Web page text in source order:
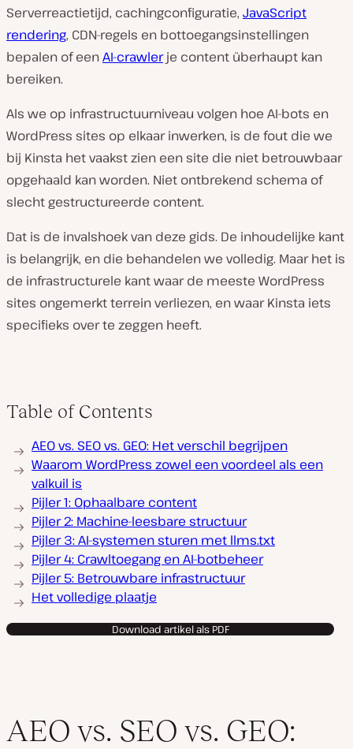
Serverreactietijd, cachingconfiguratie, JavaScript
rendering, CDN-regels en bottoegangsinstellingen
bepalen of eenAI-crawlerje content überhaupt kan
bereiken.
Als we op infrastructuurniveau volgen hoe AI-bots en
WordPress sites op elkaar inwerken, is de fout die we
bij Kinsta het vaakst zien een site die niet betrouwbaar
opgehaald kan worden. Niet ontbrekend schema of
slecht gestructureerde content.
Dat is de invalshoek van deze gids. De inhoudelijke kant
is belangrijk, en die behandelen we volledig. Maar het is
de infrastructurele kant waar de meeste WordPress
sites ongemerkt terrein verliezen, en waar Kinsta iets
specifieks over te zeggen heeft.
Table of Contents
AEO vs. SEO vs. GEO: Het verschil begrijpen
Waarom WordPress zowel een voordeel als een
valkuil is
Pijler 1: Ophaalbare content
Pijler 2: Machine-leesbare structuur
Pijler 3: AI-systemen sturen met llms.txt
Pijler 4: Crawltoegang en AI-botbeheer
Pijler 5: Betrouwbare infrastructuur
Het volledige plaatje
Download artikel als PDF
AEO vs. SEO vs. GEO: